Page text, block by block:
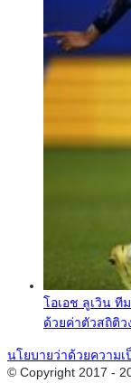
โอเอช ลูเวิน ที
ด้วยค่าตัวสถิติว
นโยบายว่าด้วยความ
© Copyright 2017 -